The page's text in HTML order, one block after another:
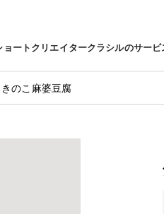
ョートクリエイタークラシルのサービ
のこ麻婆豆腐